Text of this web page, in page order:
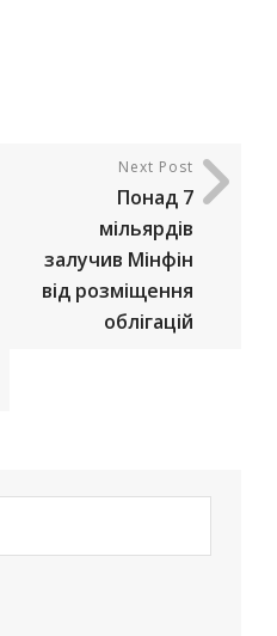
Next Post
Понад 7
мільярдів
залучив Мінфін
від розміщення
облігацій